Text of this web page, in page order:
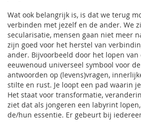
Wat ook belangrijk is, is dat we terug
verbinden met jezelf en de ander. We
secularisatie, mensen gaan niet meer
zijn goed voor het herstel van
ander. Bijvoorbeeld door het lopen
eeuwenoud universeel symbool voor
antwoorden op (levens)vragen,
stilte en rust. Je loopt een pad waarin
Het staat voor transformatie,
ziet dat als jongeren een labyrint
de/hun essentie. Er gebeurt bij